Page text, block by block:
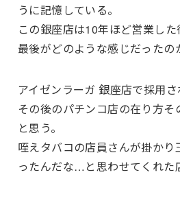
うに記憶している。
この銀座店は10年ほど営業した
最後がどのような感じだったの
アイゼンラーガ 銀座店で採用
その後のパチンコ店の在り方
と思う。
咥えタバコの店員さんが掛か
ったんだな…と思わせてくれた